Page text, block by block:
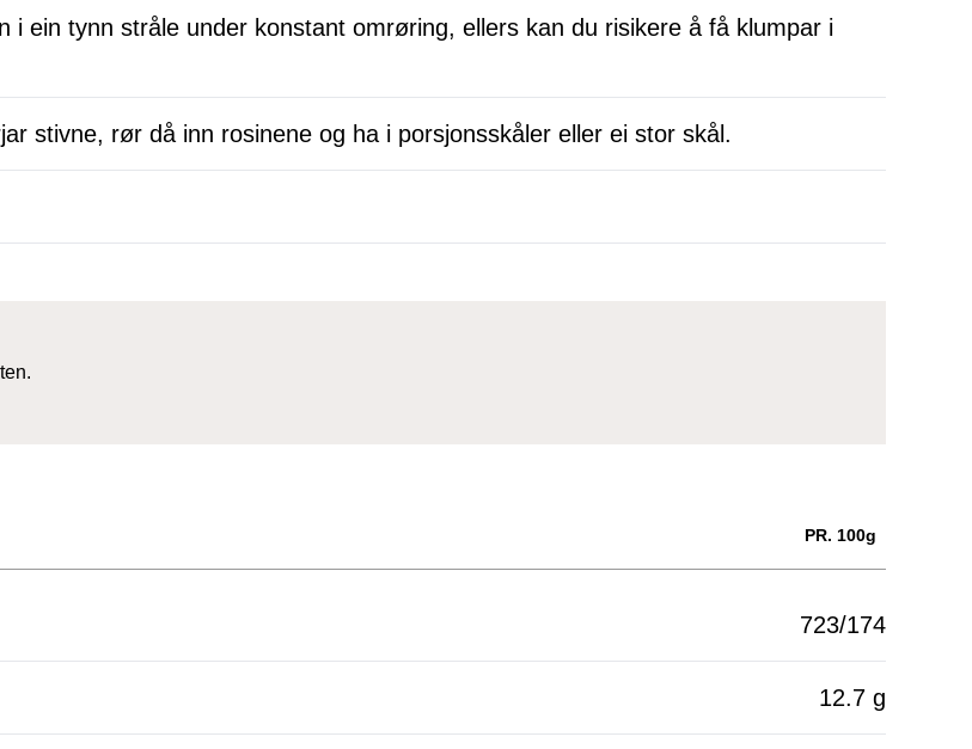
i ein tynn stråle under konstant omrøring, ellers kan du risikere å få klumpar i
stivne, rør då inn rosinene og ha i porsjonsskåler eller ei stor skål.
PR. 100g
723/174
12.7 g